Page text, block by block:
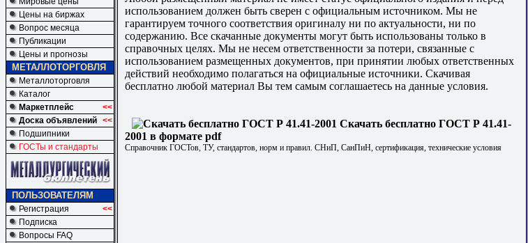
Цены на биржах
Вопрос месяца
Публикации
Цены и прогнозы
МЕТАЛЛОТОРГОВЛЯ
Металлоторговля
Каталог
Маркетплейс
<<
Доска объявлений <<
Подшипники
ГОСТы и стандарты
ПОЛЬЗОВАТЕЛЯМ
Регистрация
<<
Подписка
Вопросы FAQ
использованием должен быть сверен с официальным источником. Мы не
гарантируем точного соответствия оригиналу ни по актуальности, ни по
содержанию. Все скачанные документы могут быть использованы только в
справочных целях. Мы не несем ответственности за потери, связанные с
использованием размещенных документов, при принятии любых ответственных
действий необходимо полагаться на официальные источники. Скачивая
бесплатно любой материал Вы тем самым соглашаетесь на данные условия.
Скачать бесплатно ГОСТ Р 41.41-
2001 в формате pdf
Справочник ГОСТов, ТУ, стандартов, норм и правил. СНиП, СанПиН, сертификация, технические условия